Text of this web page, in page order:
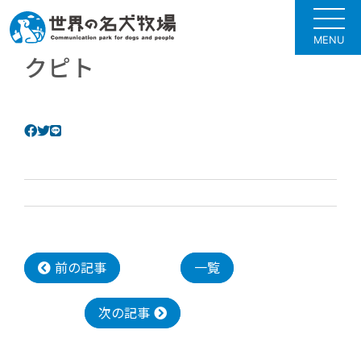
MENU
クピト
前の記事 一覧
次の記事